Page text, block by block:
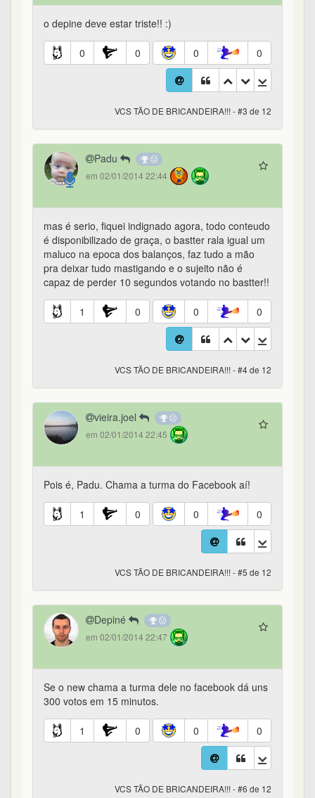
o depine deve estar triste!! :)
0 0 0 0
VCS TÃO DE BRICANDEIRA!!! - #3 de 12
Padu
em 02/01/2014 22:44
mas é serio, fiquei indignado agora, todo conteudo
é disponibilizado de graça, o bastter rala igual um
maluco na epoca dos balanços, faz tudo a mão
pra deixar tudo mastigando e o sujeito não é
capaz de perder 10 segundos votando no bastter!!
1 0 0 0
VCS TÃO DE BRICANDEIRA!!! - #4 de 12
vieira.joel
em 02/01/2014 22:45
Pois é, Padu. Chama a turma do Facebook aí!
1 0 0 0
VCS TÃO DE BRICANDEIRA!!! - #5 de 12
Depiné
em 02/01/2014 22:47
Se o new chama a turma dele no facebook dá uns
300 votos em 15 minutos.
1 0 0 0
VCS TÃO DE BRICANDEIRA!!! - #6 de 12